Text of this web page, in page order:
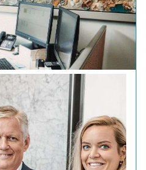
Sanitair
deze week
Keukenverkoop